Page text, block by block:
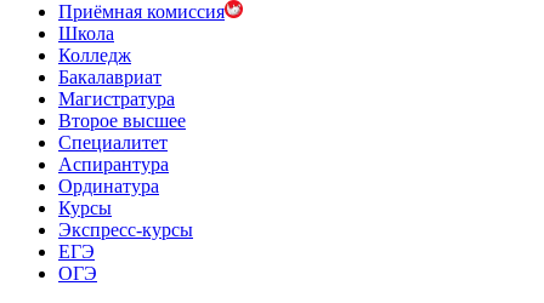
Приёмная комиссия
Школа
Колледж
Бакалавриат
Магистратура
Второе высшее
Специалитет
Аспирантура
Ординатура
Курсы
Экспресс-курсы
ЕГЭ
ОГЭ